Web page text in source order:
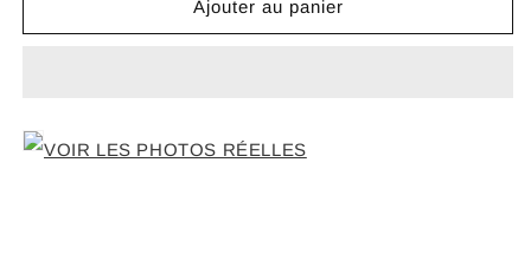
Ajouter au panier
VOIR LES PHOTOS RÉELLES